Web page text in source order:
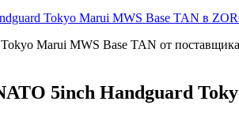
Tokyo Marui MWS Base TAN в
Marui MWS Base TAN от
5inch Handguard